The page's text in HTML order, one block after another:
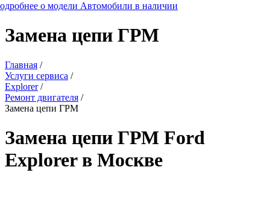
о модели Автомобили в наличии
Замена цепи ГРМ
Главная /
Услуги сервиса /
Explorer/
Ремонт двигателя /
Замена цепи ГРМ
Замена цепи ГРМ Ford
Explorer в Москве